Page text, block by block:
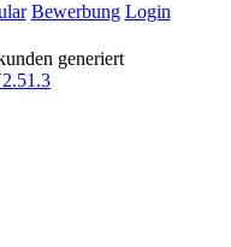
Bewerbung Login
generiert